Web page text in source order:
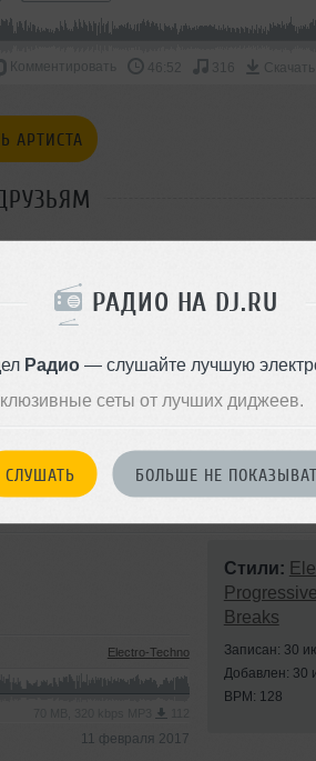
РАДИО НА DJ.RU
Радио— слушайте лучшую
сеты от лучших диджеев.
СЛУШАТЬ БОЛЬШЕ НЕ
Комментировать 46:52 316 Скачать
АРТИСТА
Electro-Techno
11 февраля 2017
Стили:
Breaks
Записан: 30
Добавлен: 30
BPM: 128